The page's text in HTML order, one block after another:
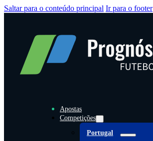
Saltar para o conteúdo principal Ir para o footer
Apostas
Competições
Portugal